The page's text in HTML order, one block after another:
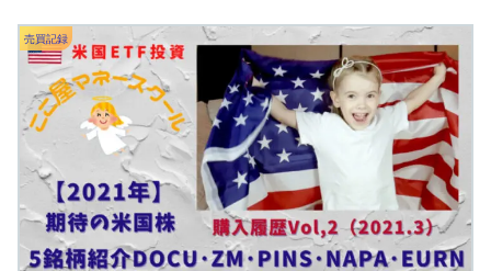
売買記録